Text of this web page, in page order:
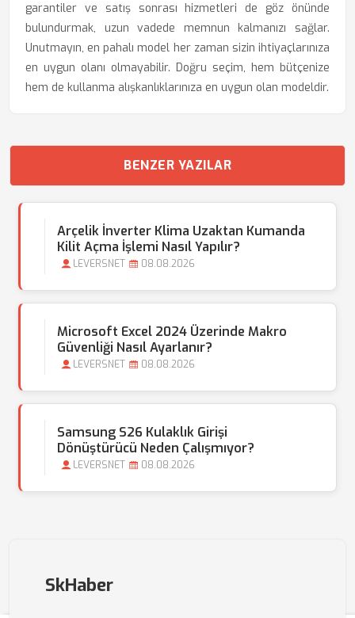
garantiler ve satış sonrası hizmetleri de göz önünde
bulundurmak, uzun vadede memnun kalmanızı sağlar.
Unutmayın, en pahalı model her zaman sizin ihtiyaçlarınıza
en uygun olanı olmayabilir. Doğru seçim, hem bütçenize
hem de kullanma alışkanlıklarınıza en uygun olan modeldir.
BENZER YAZILAR
Arçelik İnverter Klima Uzaktan Kumanda
Kilit Açma İşlemi Nasıl Yapılır?
LEVERSNET 08.08.2026
Microsoft Excel 2024 Üzerinde Makro
Güvenliği Nasıl Ayarlanır?
LEVERSNET 08.08.2026
Samsung S26 Kulaklık Girişi
Dönüştürücü Neden Çalışmıyor?
LEVERSNET 08.08.2026
SkHaber